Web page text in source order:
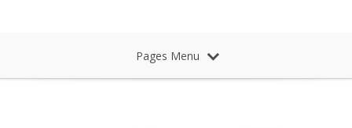
Pages Menu